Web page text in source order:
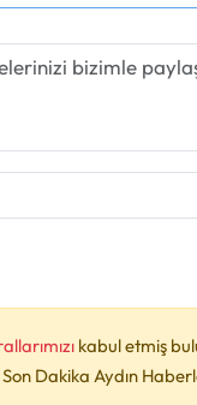
kabul etmiş
Dakika Aydın